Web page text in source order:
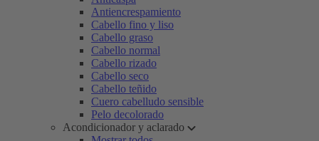
Antiencrespamiento
Cabello fino y liso
Cabello graso
Cabello normal
Cabello rizado
Cabello seco
Cabello teñido
Cuero cabelludo sensible
Pelo decolorado
Acondicionador y aclarado